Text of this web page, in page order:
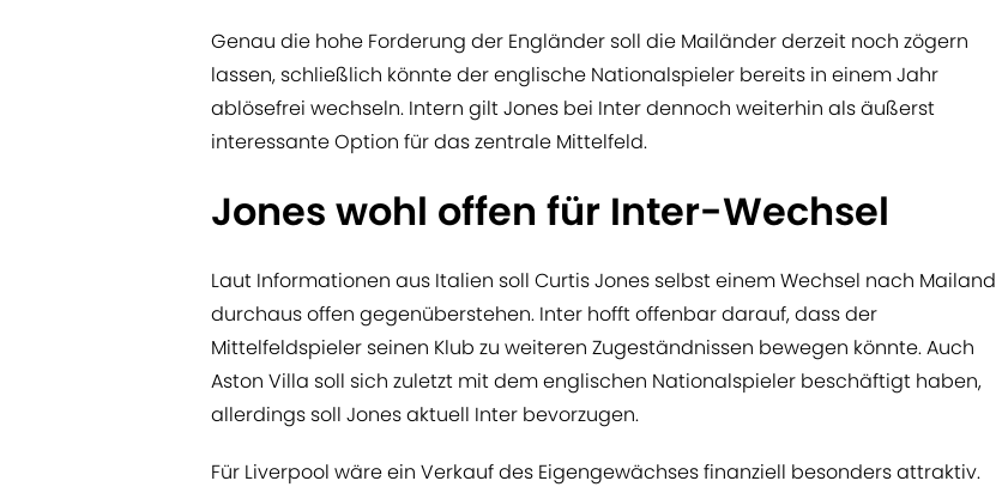
Genau die hohe Forderung der Engländer soll die Mailänder derzeit noch zögern
lassen, schließlich könnte der englische Nationalspieler bereits in einem Jahr
ablösefrei wechseln. Intern gilt Jones bei Inter dennoch weiterhin als äußerst
interessante Option für das zentrale Mittelfeld.
Jones wohl offen für Inter-Wechsel
Laut Informationen aus Italien soll Curtis Jones selbst einem Wechsel nach Mailand
durchaus offen gegenüberstehen. Inter hofft offenbar darauf, dass der
Mittelfeldspieler seinen Klub zu weiteren Zugeständnissen bewegen könnte. Auch
Aston Villa soll sich zuletzt mit dem englischen Nationalspieler beschäftigt haben,
allerdings soll Jones aktuell Inter bevorzugen.
Für Liverpool wäre ein Verkauf des Eigengewächses finanziell besonders attraktiv.